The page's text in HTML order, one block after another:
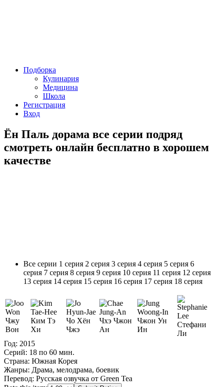
Подборка
Кулинария
Медицина
Школа
Регистрация
Вход
Ён Паль дорама все серии подряд
смотреть онлайн бесплатно в хорошем
качестве
Все серии 1 серия 2 серия 3 серия 4 серия 5 серия 6
серия 7 серия 8 серия 9 серия 10 серия 11 серия 12 серия
13 серия 14 серия 15 серия 16 серия 17 серия 18 серия
Чжу
Вон
Ким Тэ
Хи
Чо Хён
Чжэ
Чхэ Чжон
Ан
Чжон Ун
Ин
Стефани
Ли
Год: 2015
Серий: 18 по 60 мин.
Страна: Южная Корея
Жанры: Драма, мелодрама, боевик
Перевод: Русская озвучка от Green Tea